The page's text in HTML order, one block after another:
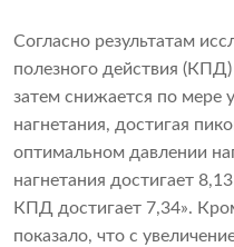
Согласно результатам
полезного действия
затем снижается по мере
нагнетания, достигая
оптимальном давлении
нагнетания достигает
КПД достигает 7,34».
показало, что с